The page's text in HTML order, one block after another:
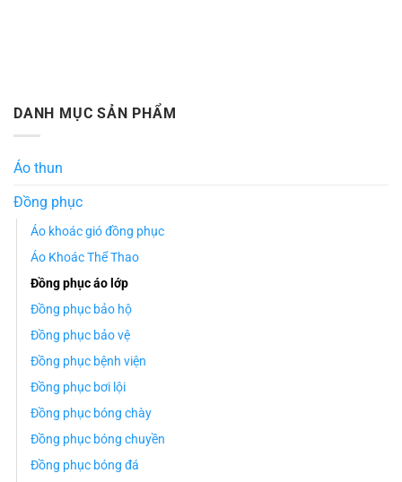
DANH MỤC SẢN PHẨM
Áo thun
Đồng phục
Áo khoác gió đồng phục
Áo Khoác Thể Thao
Đồng phục áo lớp
Đồng phục bảo hộ
Đồng phục bảo vệ
Đồng phục bệnh viện
Đồng phục bơi lội
Đồng phục bóng chày
Đồng phục bóng chuyền
Đồng phục bóng đá